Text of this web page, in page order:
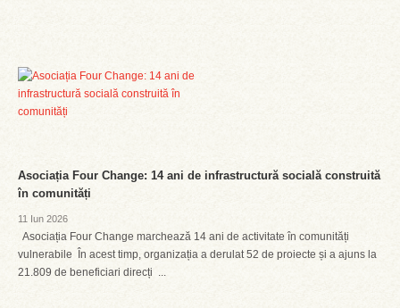
Asociația Four Change: 14 ani de infrastructură socială construită
în comunități
11 Iun 2026
Asociația Four Change marchează 14 ani de activitate în comunități
vulnerabile În acest timp, organizația a derulat 52 de proiecte și a ajuns la
21.809 de beneficiari direcți ...